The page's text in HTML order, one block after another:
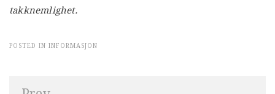
takknemlighet.
POSTED IN INFORMASJON
Innleggsnavigasjon